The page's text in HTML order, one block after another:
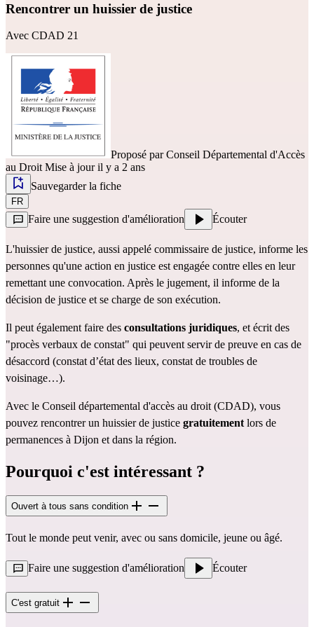
Rencontrer un huissier de justice
Avec CDAD 21
Proposé par Conseil Départemental d'Accès
au Droit Mise à jour il y a 2 ans
Sauvegarder la fiche
FR
Faire une suggestion d'amélioration Écouter
L'huissier de justice, aussi appelé commissaire de justice, informe les
personnes qu'une action en justice est engagée contre elles en leur
remettant une convocation. Après le jugement, il informe de la
décision de justice et se charge de son exécution.
Il peut également faire des consultations juridiques, et écrit des
"procès verbaux de constat" qui peuvent servir de preuve en cas de
désaccord (constat d’état des lieux, constat de troubles de
voisinage…).
Avec le Conseil départemental d'accès au droit (CDAD), vous
pouvez rencontrer un huissier de justice gratuitementlors de
permanences à Dijon et dans la région.
Pourquoi c'est intéressant ?
Ouvert à tous sans condition
Tout le monde peut venir, avec ou sans domicile, jeune ou âgé.
Faire une suggestion d'amélioration Écouter
C'est gratuit